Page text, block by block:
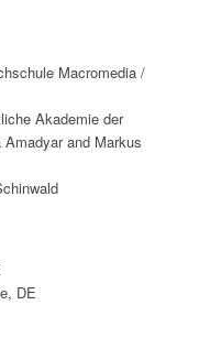
Macromedia /
Akademie der
and Markus
DE